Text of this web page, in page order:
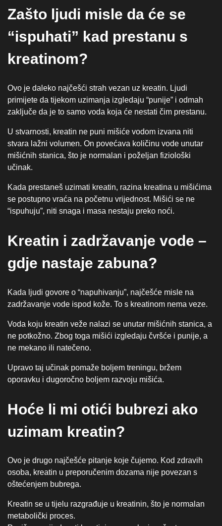
Zašto ljudi misle da će se
“ispuhati” kad prestanu s
kreatinom?
Ovo je daleko najčešći strah vezan uz kreatin. Ljudi
primijete da tijekom uzimanja izgledaju “punije” i odmah
zaključe da je to samo voda koja će nestati čim prestanu.
U stvarnosti, kreatin ne puni mišiće vodom izvana niti
stvara lažni volumen. On povećava količinu vode unutar
mišićnih stanica, što je normalan i poželjan fiziološki
učinak.
Kada prestaneš uzimati kreatin, razina kreatina u mišićima
se postupno vraća na početnu vrijednost. Mišići se ne
“ispuhuju”, niti snaga i masa nestaju preko noći.
Kreatin i zadržavanje vode –
gdje nastaje zabuna?
Kada ljudi govore o “napuhivanju”, najčešće misle na
zadržavanje vode ispod kože. To s kreatinom nema veze.
Voda koju kreatin veže nalazi se unutar mišićnih stanica, a
ne potkožno. Zbog toga mišići izgledaju čvršće i punije, a
ne mekano ili natečeno.
Upravo taj učinak pomaže boljem treningu, bržem
oporavku i dugoročno boljem razvoju mišića.
Hoće li mi otići bubrezi ako
uzimam kreatin?
Ovo je drugo najčešće pitanje koje čujemo. Kod zdravih
osoba, kreatin u preporučenim dozama nije povezan s
oštećenjem bubrega.
Kreatin se u tijelu razgrađuje u kreatinin, što je normalan
metabolički proces.